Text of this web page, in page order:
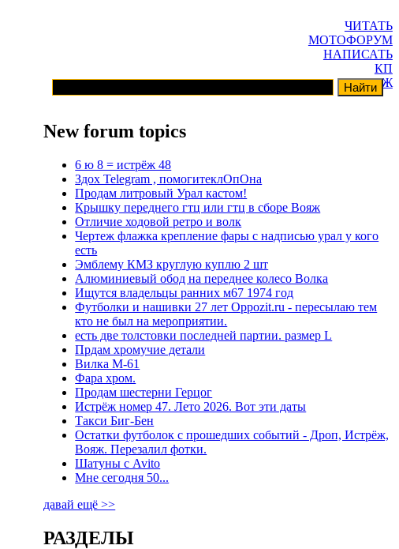
ЧИТАТЬ
МОТОФОРУМ
НАПИСАТЬ
КП
ГАРАЖ
New forum topics
6 ю 8 = истрёж 48
Здох Telegram , помогитеклОпОна
Продам литровый Урал кастом!
Крышку переднего гтц или гтц в сборе Вояж
Отличие ходовой ретро и волк
Чертеж флажка крепление фары с надписью урал у кого
есть
Эмблему КМЗ круглую куплю 2 шт
Алюминиевый обод на переднее колесо Волка
Ищутся владельцы ранних м67 1974 год
Футболки и нашивки 27 лет Oppozit.ru - пересылаю тем
кто не был на мероприятии.
есть две толстовки последней партии. размер L
Прдам хромучие детали
Вилка М-61
Фара хром.
Продам шестерни Герцог
Истрёж номер 47. Лето 2026. Вот эти даты
Такси Биг-Бен
Остатки футболок с прошедших событий - Дроп, Истрёж,
Вояж. Перезалил фотки.
Шатуны с Avito
Мне сегодня 50...
давай ещё >>
РАЗДЕЛЫ